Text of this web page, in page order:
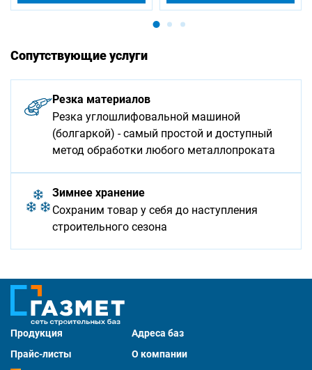
Сопутствующие услуги
Резка материалов
Резка углошлифовальной машиной
(болгаркой) - самый простой и доступный
метод обработки любого металлопроката
Зимнее хранение
Сохраним товар у себя до наступления
строительного сезона
Продукция
Адреса баз
Прайс-листы
О компании